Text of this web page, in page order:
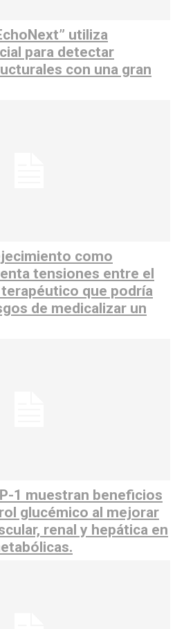
utiliza
para detectar
con una gran
como
tensiones entre el
que podría
de medicalizar un
1 muestran beneficios
glucémico al mejorar
renal y hepática en